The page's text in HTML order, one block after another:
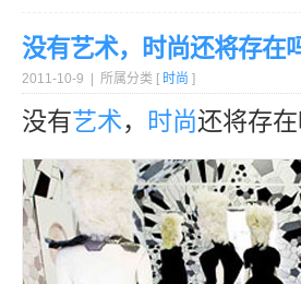
没有艺术，时尚还将存在
2011-10-9 | 所属分类 [ 时尚 ]
没有艺术， 时尚还将存在